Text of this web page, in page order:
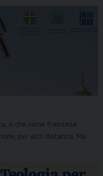
o che viene fraintesa:
per altri distanza. Ma